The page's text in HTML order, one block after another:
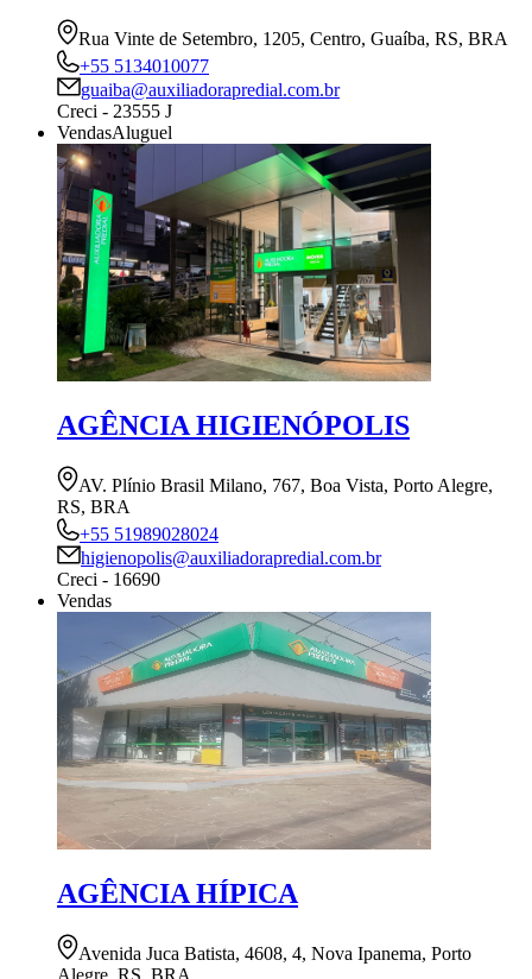
Rua Vinte de Setembro, 1205, Centro, Guaíba, RS, BRA
+55 5134010077
guaiba@auxiliadorapredial.com.br
Creci - 23555 J
VendasAluguel
AGÊNCIA HIGIENÓPOLIS
AV. Plínio Brasil Milano, 767, Boa Vista, Porto Alegre,
RS, BRA
+55 51989028024
higienopolis@auxiliadorapredial.com.br
Creci - 16690
Vendas
AGÊNCIA HÍPICA
Avenida Juca Batista, 4608, 4, Nova Ipanema, Porto
Alegre, RS, BRA